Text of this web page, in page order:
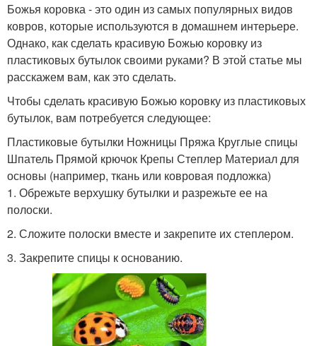
Божья коровка - это один из самых популярных видов
ковров, которые используются в домашнем интерьере.
Однако, как сделать красивую Божью коровку из
пластиковых бутылок своими руками? В этой статье мы
расскажем вам, как это сделать.
Чтобы сделать красивую Божью коровку из пластиковых
бутылок, вам потребуется следующее:
Пластиковые бутылки Ножницы Пряжа Круглые спицы
Шпатель Прямой крючок Крепы Степлер Материал для
основы (например, ткань или ковровая подложка)
1. Обрежьте верхушку бутылки и разрежьте ее на
полоски.
2. Сложите полоски вместе и закрепите их степлером.
3. Закрепите спицы к основанию.